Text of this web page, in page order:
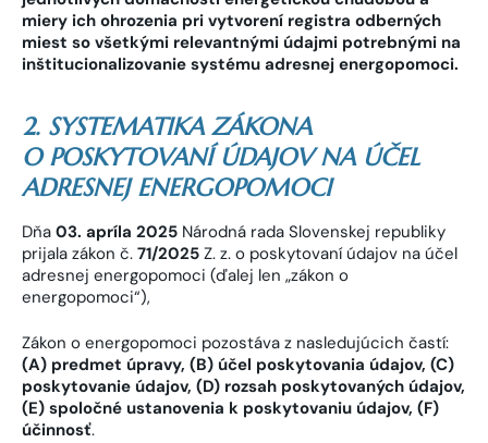
miery ich ohrozenia pri vytvorení registra odberných
miest so všetkými relevantnými údajmi potrebnými na
inštitucionalizovanie systému adresnej energopomoci.
2. SYSTEMATIKA ZÁKONA
O POSKYTOVANÍ ÚDAJOV NA ÚČEL
ADRESNEJ ENERGOPOMOCI
Dňa 03. apríla 2025 Národná rada Slovenskej republiky
prijala zákon č. 71/2025 Z. z. o poskytovaní údajov na účel
adresnej energopomoci (ďalej len „zákon o
energopomoci“),
Zákon o energopomoci pozostáva z nasledujúcich častí:
(A) predmet úpravy, (B) účel poskytovania údajov, (C)
poskytovanie údajov, (D) rozsah poskytovaných údajov,
(E) spoločné ustanovenia k poskytovaniu údajov, (F)
účinnosť.